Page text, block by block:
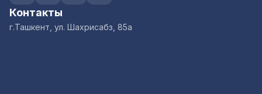
Контакты
г.Ташкент, ул. Шахрисабз, 85а